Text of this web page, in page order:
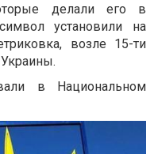
делали его в
установили на
возле 15-ти
в Национальном